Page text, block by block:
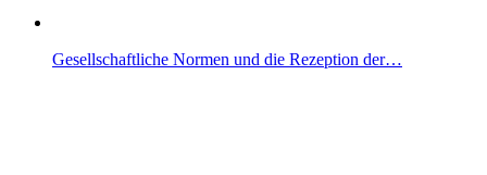
Gesellschaftliche Normen und die Rezeption der…